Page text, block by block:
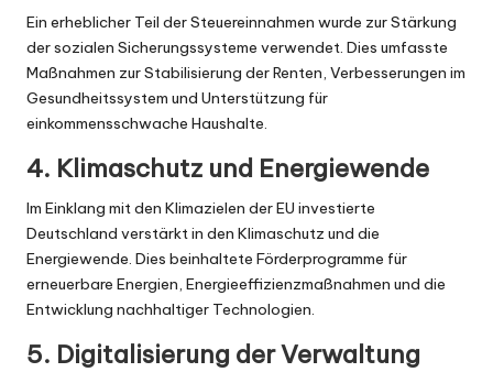
Ein erheblicher Teil der Steuereinnahmen wurde zur Stärkung
der sozialen Sicherungssysteme verwendet. Dies umfasste
Maßnahmen zur Stabilisierung der Renten, Verbesserungen im
Gesundheitssystem und Unterstützung für
einkommensschwache Haushalte.
4. Klimaschutz und Energiewende
Im Einklang mit den Klimazielen der EU investierte
Deutschland verstärkt in den Klimaschutz und die
Energiewende. Dies beinhaltete Förderprogramme für
erneuerbare Energien, Energieeffizienzmaßnahmen und die
Entwicklung nachhaltiger Technologien.
5. Digitalisierung der Verwaltung